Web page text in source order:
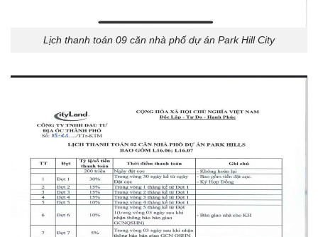
Lịch thanh toán 09 căn nhà phố dự án Park Hill City